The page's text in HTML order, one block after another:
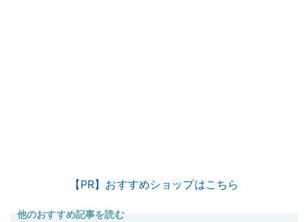
【PR】おすすめショップはこちら
他のおすすめ記事を読む